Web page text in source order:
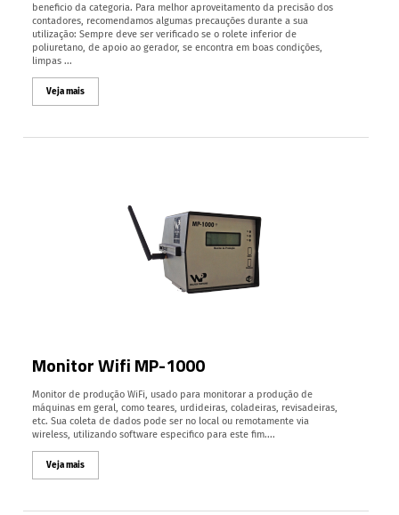
beneficio da categoria. Para melhor aproveitamento da precisão dos
contadores, recomendamos algumas precauções durante a sua
utilização: Sempre deve ser verificado se o rolete inferior de
poliuretano, de apoio ao gerador, se encontra em boas condições,
limpas ...
Veja mais
Monitor Wifi MP-1000
Monitor de produção WiFi, usado para monitorar a produção de
máquinas em geral, como teares, urdideiras, coladeiras, revisadeiras,
etc. Sua coleta de dados pode ser no local ou remotamente via
wireless, utilizando software especifico para este fim....
Veja mais